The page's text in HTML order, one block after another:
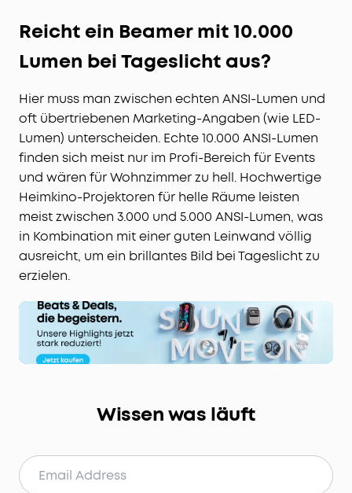
Reicht ein Beamer mit 10.000
Lumen bei Tageslicht aus?
Hier muss man zwischen echten ANSI-Lumen und
oft übertriebenen Marketing-Angaben (wie LED-
Lumen) unterscheiden. Echte 10.000 ANSI-Lumen
finden sich meist nur im Profi-Bereich für Events
und wären für Wohnzimmer zu hell. Hochwertige
Heimkino-Projektoren für helle Räume leisten
meist zwischen 3.000 und 5.000 ANSI-Lumen, was
in Kombination mit einer guten Leinwand völlig
ausreicht, um ein brillantes Bild bei Tageslicht zu
erzielen.
Wissen was läuft